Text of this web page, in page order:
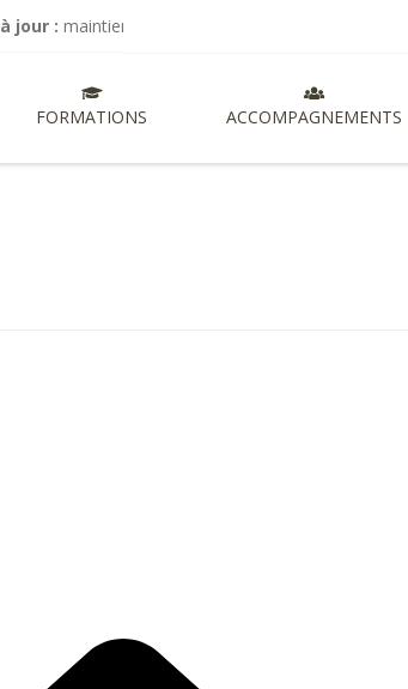
maintien de mes activités de commissariat aux
FORMATIONS ACCOMPAGNEMENTS